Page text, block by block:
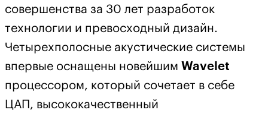
совершенства за 30 лет разработок
технологии и превосходный дизайн.
Четырехполосные акустические системы
впервые оснащены новейшим Wavelet
процессором, который сочетает в себе
ЦАП, высококачественный